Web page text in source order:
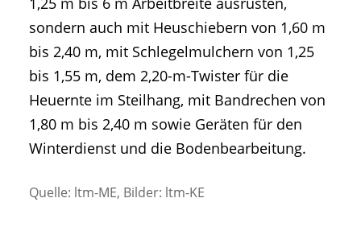
sondern auch mit Heuschiebern von 1,60 m
bis 2,40 m, mit Schlegelmulchern von 1,25
bis 1,55 m, dem 2,20-m-Twister für die
Heuernte im Steilhang, mit Bandrechen von
1,80 m bis 2,40 m sowie Geräten für den
Winterdienst und die Bodenbearbeitung.
Quelle: ltm-ME, Bilder: ltm-KE